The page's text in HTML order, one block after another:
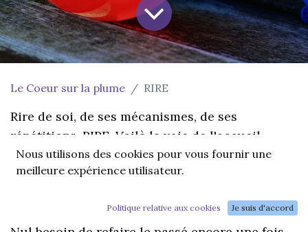
Le Coeur sur la plume RIRE
Rire de soi, de ses mécanismes, de ses
répétitions. RIRE. Voilà la voie de l'accueil
véritable, la libération absolue. RIRE est un
accomplissement. Car la joie est là quand on rit,
Nous utilisons des cookies pour vous fournir une
meilleure expérience utilisateur.
Politique relative aux cookies Je suis d'accord